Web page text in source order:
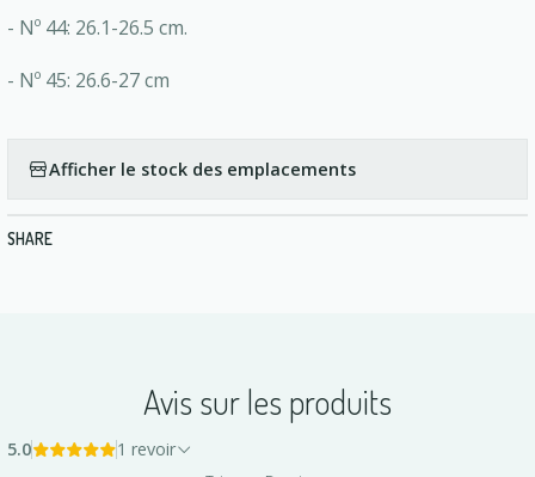
- Nº 44: 26.1-26.5 cm.
- Nº 45: 26.6-27 cm
Afficher le stock des emplacements
SHARE
Avis sur les produits
5.0 1 revoir